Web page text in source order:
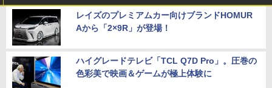
レイズのプレミアムカー向けブランドHOMUR
Aから「2×9R」が登場！
ハイグレードテレビ「TCL Q7D Pro」。圧巻の
色彩美で映画＆ゲームが極上体験に